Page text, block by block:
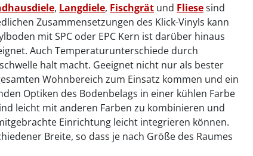
, Langdiele, Fischgrät und Fliesesind
Zusammensetzungen des Klick-Vinyls kann
mit SPC oder EPC Kern ist darüber hinaus
Auch Temperaturunterschiede durch
halt macht. Geeignet nicht nur als bester
Wohnbereich zum Einsatz kommen und ein
Optiken des Bodenbelags in einer kühlen Farbe
leicht mit anderen Farben zu kombinieren und
Einrichtung leicht integrieren können.
Breite, so dass je nach Größe des Raumes